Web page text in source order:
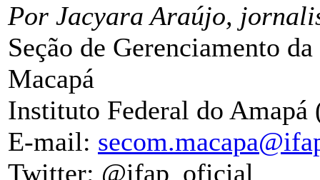
Por Jacyara Araújo,
Seção de Gerenciamento
Macapá
Instituto Federal do Amapá
E-mail:
Twitter: @ifap_oficial